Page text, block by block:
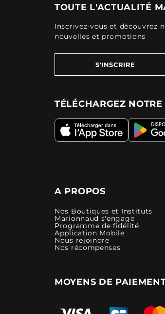
TOUTE L'ACTUALITÉ
Inscrivez-vous et découvrez
nouvelles et promotions
S'INSCRIRE
TÉLÉCHARGEZ
A PROPOS
Nos Boutiques et Instituts
Marionnaud s'engage
Programme de fidélité
Application Mobile
Nous rejoindre
Nos récompenses
MOYENS DE